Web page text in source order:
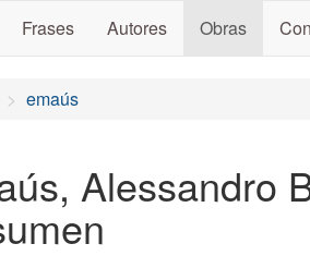
Frases Autores Obras
emaús
Alessandro